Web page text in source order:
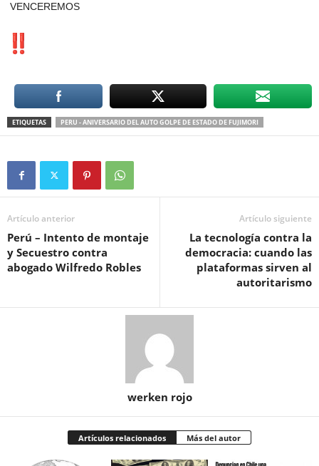
VENCEREMOS
ETIQUETAS PERU - ANIVERSARIO DEL AUTO GOLPE DE ESTADO DE FUJIMORI
Artículo anterior
Perú – Intento de montaje
y Secuestro contra
abogado Wilfredo Robles
Artículo siguiente
La tecnología contra la
democracia: cuando las
plataformas sirven al
autoritarismo
werken rojo
Artículos relacionados Más del autor